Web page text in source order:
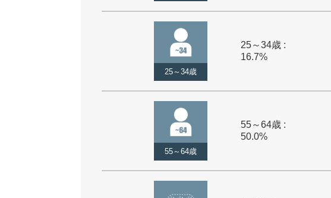
25～34歳
25～34歳 :
16.7%
55～64歳
55～64歳 :
50.0%